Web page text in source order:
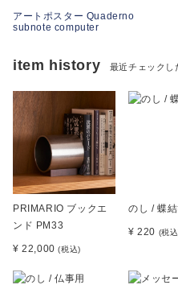
アートポスター Quaderno
subnote computer
item history 最近チェックし
PRIMARIO ブックエ
ンド PM33
¥ 22,000(税込)
のし / 蝶
¥ 220 (税